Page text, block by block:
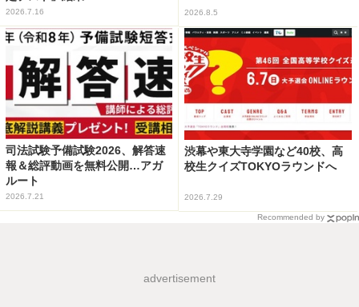
2026.7.16 2026.8.5
司法試験予備試験2026、解答速
報＆総評動画を無料公開…アガ
ルート
2026.7.21
渋幕や東大寺学園など40校、高
校生クイズTOKYOラウンドへ
2026.7.29
Recommended by
advertisement